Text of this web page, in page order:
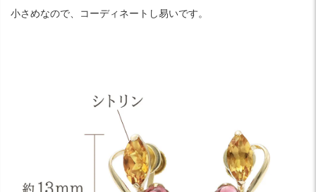
小さめなので、コーディネートし易いです。